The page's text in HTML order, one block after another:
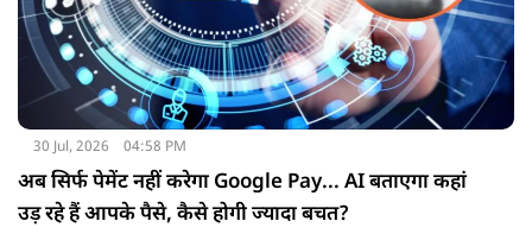
30 Jul, 2026 04:58 PM
अब सिर्फ पेमेंट नहीं करेगा Google Pay... AI बताएगा कहां
उड़ रहे हैं आपके पैसे, कैसे होगी ज्यादा बचत?